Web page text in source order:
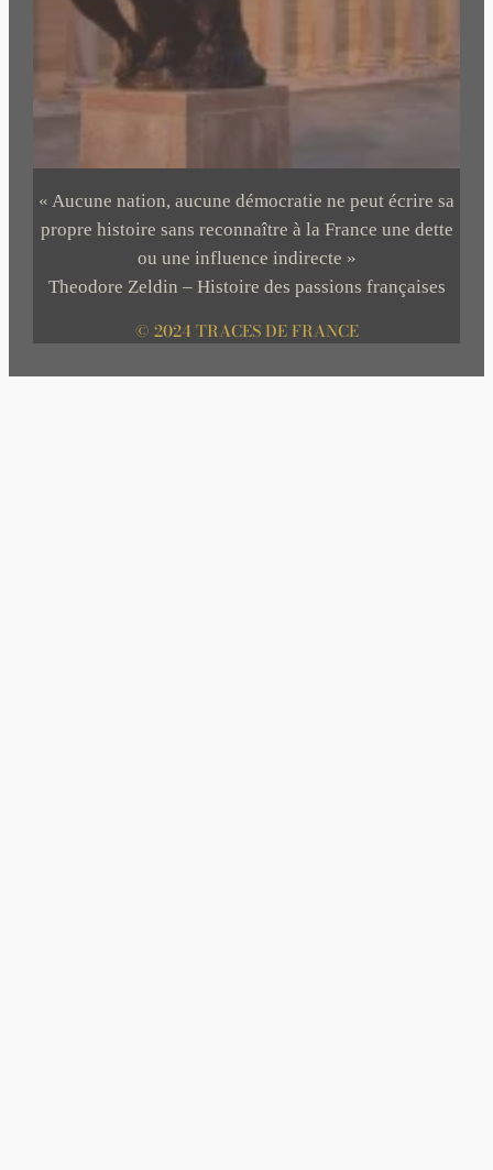
« Aucune nation, aucune démocratie ne peut écrire sa
propre histoire sans reconnaître à la France une dette
ou une influence indirecte »
Theodore Zeldin – Histoire des passions françaises
© 2024 TRACES DE FRANCE